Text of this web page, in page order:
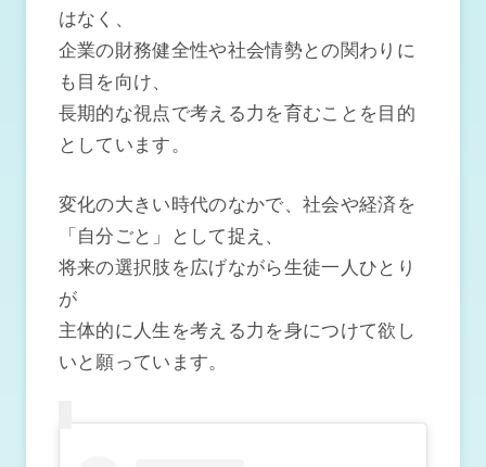
はなく、
企業の財務健全性や社会情勢との関わりに
も目を向け、
長期的な視点で考える力を育むことを目的
としています。
変化の大きい時代のなかで、社会や経済を
「自分ごと」として捉え、
将来の選択肢を広げながら生徒一人ひとり
が
主体的に人生を考える力を身につけて欲し
いと願っています。